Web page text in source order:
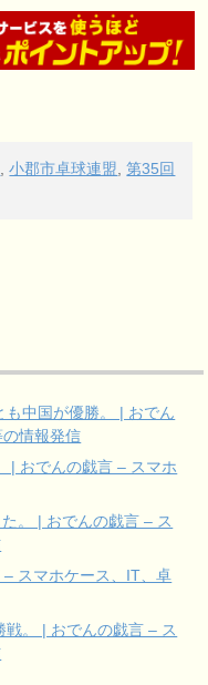
,小郡市卓球連盟,第35回
中国が優勝。 | おでん
情報発信
| おでんの戯言 – スマホ
。 | おでんの戯言 – ス
スマホケース、IT、卓
。 | おでんの戯言 – ス